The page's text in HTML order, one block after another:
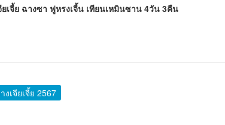
เจี้ย ฉางซา ฟูหรงเจี้น เทียนเหมินซาน 4วัน 3คืน
งเจียเจี้ย 2567